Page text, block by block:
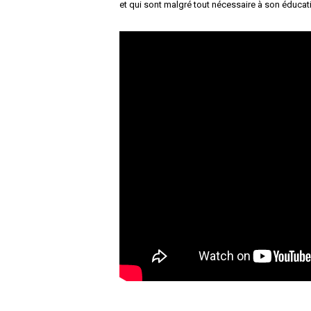
et qui sont malgré tout nécessaire à son